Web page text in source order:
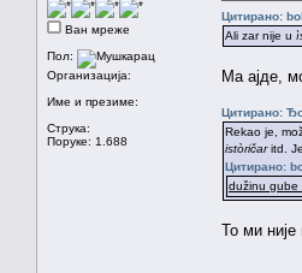
Ван мреже
Пол:
Организација:
Име и презиме:
Струка:
Поруке: 1.688
Цитирано:
Ali zar nije u
Ма ајде,
Цитирано:
Rekao je,
istòričaritd.
Цитирано:
dužinu gube
То ми